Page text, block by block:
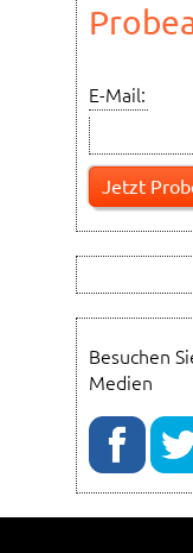
E-Mail:
Besuchen
Medien